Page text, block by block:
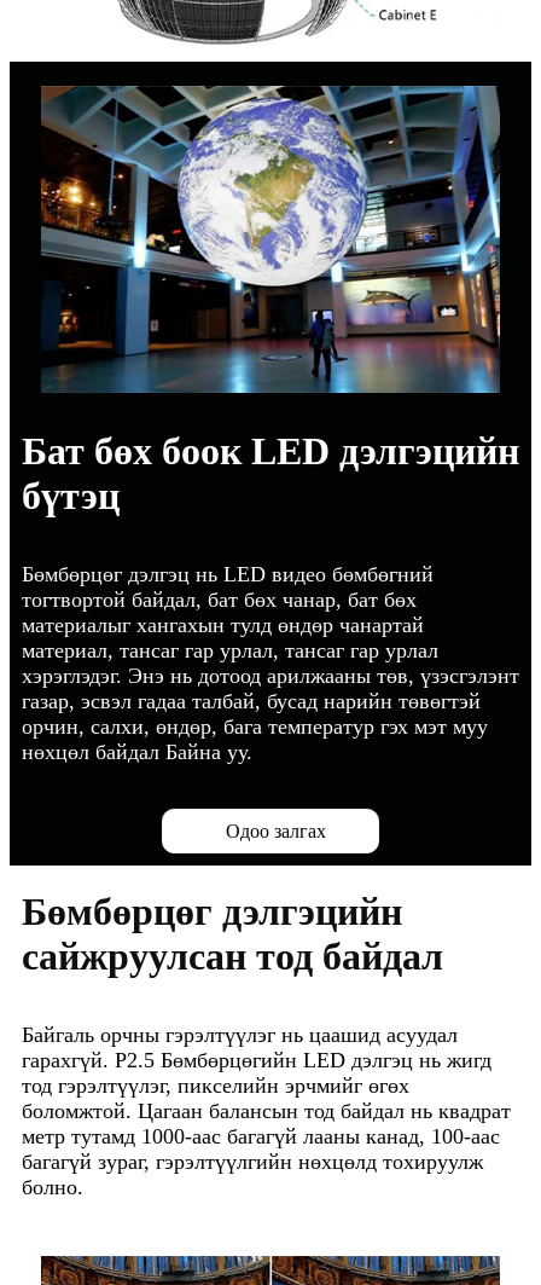
Бат бөх боок LED дэлгэцийн
бүтэц
Бөмбөрцөг дэлгэц нь LED видео бөмбөгний
тогтвортой байдал, бат бөх чанар, бат бөх
материалыг хангахын тулд өндөр чанартай
материал, тансаг гар урлал, тансаг гар урлал
хэрэглэдэг. Энэ нь дотоод арилжааны төв, үзэсгэлэнт
газар, эсвэл гадаа талбай, бусад нарийн төвөгтэй
орчин, салхи, өндөр, бага температур гэх мэт муу
нөхцөл байдал Байна уу.
Одоо залгах
Бөмбөрцөг дэлгэцийн
сайжруулсан тод байдал
Байгаль орчны гэрэлтүүлэг нь цаашид асуудал
гарахгүй. P2.5 Бөмбөрцөгийн LED дэлгэц нь жигд
тод гэрэлтүүлэг, пикселийн эрчмийг өгөх
боломжтой. Цагаан балансын тод байдал нь квадрат
метр тутамд 1000-аас багагүй лааны канад, 100-аас
багагүй зураг, гэрэлтүүлгийн нөхцөлд тохируулж
болно.